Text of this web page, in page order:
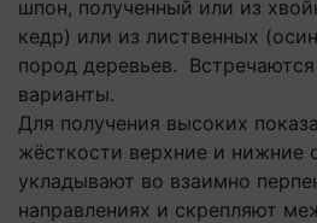
шпон, полученный или из
кедр) или из лиственных
пород деревьев.
варианты.
Для получения высоких
жёсткости верхние и нижние
укладывают во взаимно
направлениях и скрепляют